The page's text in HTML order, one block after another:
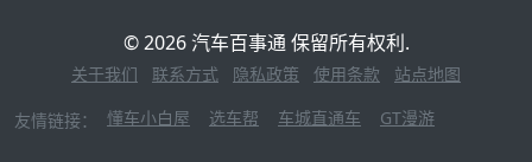
© 2026 汽车百事通 保留所有权利.
关于我们 联系方式 隐私政策 使用条款 站点地图
友情链接： 懂车小白屋 选车帮 车城直通车 GT漫游